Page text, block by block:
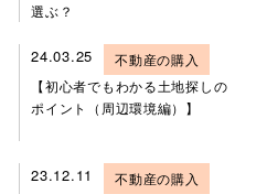
選ぶ？
24.03.25
不動産の購入
【初心者でもわかる土地探しの
ポイント（周辺環境編）】
23.12.11
不動産の購入